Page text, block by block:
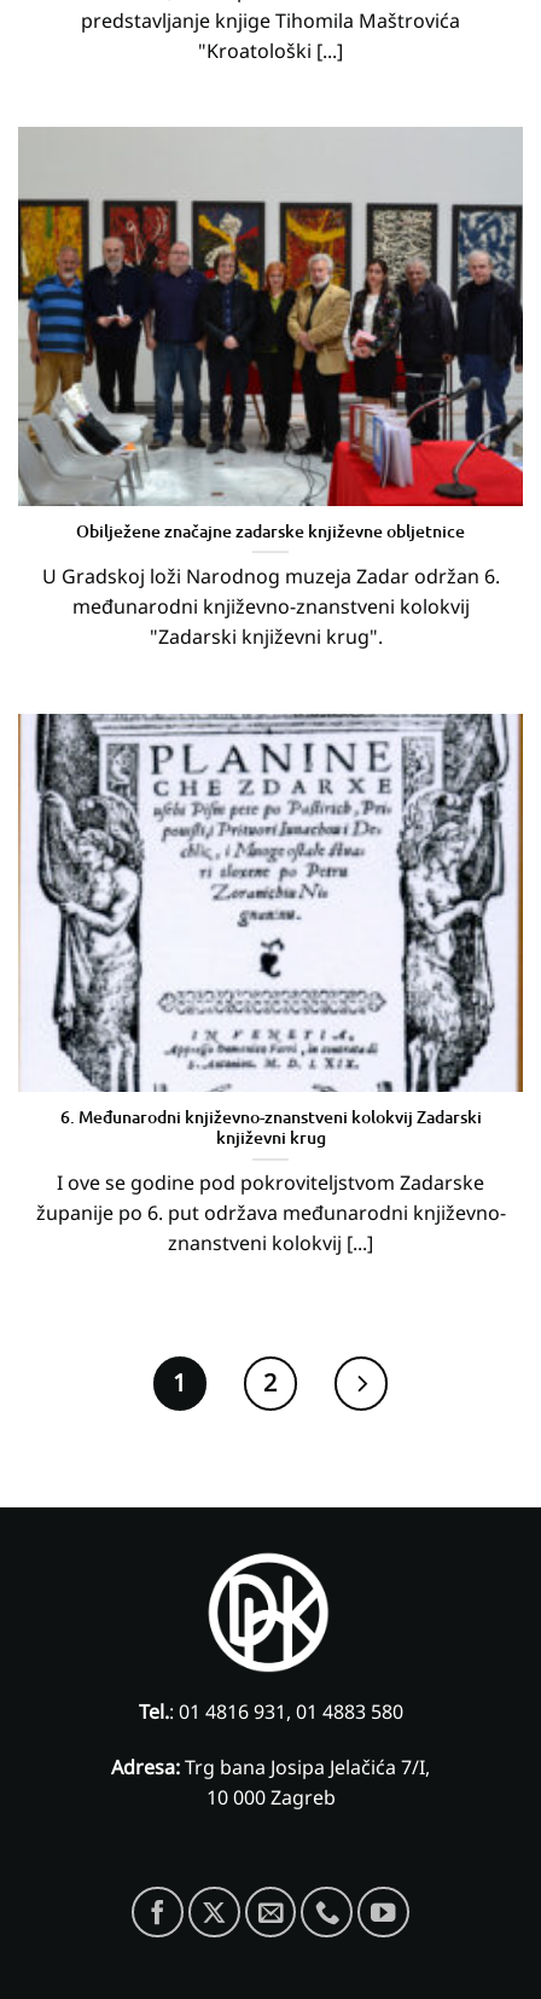
predstavljanje knjige Tihomila Maštrovića
"Kroatološki [...]
Obilježene značajne zadarske književne obljetnice
U Gradskoj loži Narodnog muzeja Zadar održan 6.
međunarodni književno-znanstveni kolokvij
"Zadarski književni krug".
6. Međunarodni književno-znanstveni kolokvij Zadarski
književni krug
I ove se godine pod pokroviteljstvom Zadarske
županije po 6. put održava međunarodni književno-
znanstveni kolokvij [...]
1 2
Tel.: 01 4816 931, 01 4883 580
Adresa:Trg bana Josipa Jelačića 7/I,
10 000 Zagreb